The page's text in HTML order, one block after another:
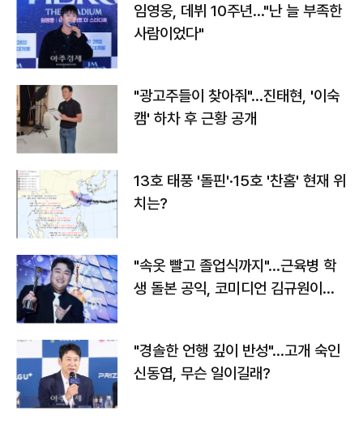
임영웅, 데뷔 10주년…"난 늘 부족한
사람이었다"
"광고주들이 찾아줘"…진태현, '이숙
캠' 하차 후 근황 공개
13호 태풍 '돌핀'·15호 '찬홈' 현재 위
치는?
"속옷 빨고 졸업식까지"…근육병 학
생 돌본 공익, 코미디언 김규원이었
"경솔한 언행 깊이 반성"…고개 숙인
신동엽, 무슨 일이길래?